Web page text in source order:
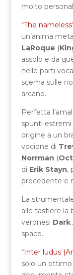
molto
“The
un’anima
LaRoque (
assolo e da
nelle parti
scema sulle
arcano.
Perfetta
spunti estremi
origine a un
vocione di
Norrman (
di Erik Stayn,
precedente e
La
alle tastiere la
veronesi Dark
space.
“Inter ludus
solo un ottimo